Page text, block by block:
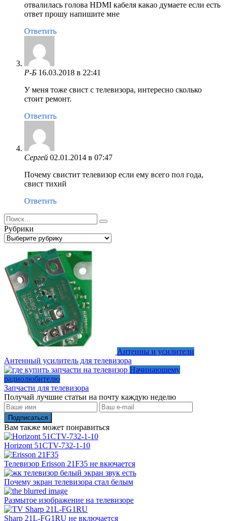
отвалилась голова HDMI кабеля какао думаете если есть
ответ прошу напишите мне
Ответить
Р-Б 16.03.2018 в 22:41
У меня тоже свист с телевизора, интересно сколько
стоит ремонт.
Ответить
Сергей 02.01.2014 в 07:47
Почему свистит телевизор если ему всего пол года,
свист тихий
Ответить
Search
for:
Рубрики
Рубрики
Антенны и усилители
Антенный усилитель для телевизора
Начинающему
радиолюбителю
Запчасти для телевизора
Получай лучшие статьи на почту каждую неделю
Подписаться
Вам также может понравиться
Horizont 51CTV-732-1-10
Телевизор Erisson 21F35 не вкючается
Почему экран телевизора стал белым
Размытое изображение на телевизоре
Sharp 21L-FG1RU не включается